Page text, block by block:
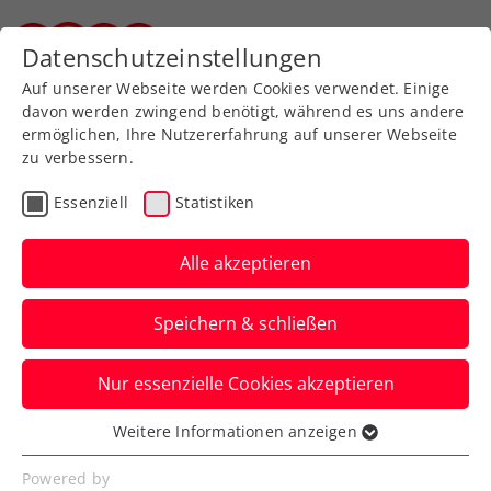
Zurück zur Newsübersicht
WTA
Upper Austria Ladies
Linz: Auslosung
verspricht spannende
Turnierwoche
Auch Julia Grabher kennt bereits ihre
erste Kontrahentin. Es ist die Linz-Siegerin
von 2023.
Datenschutzeinstellungen
Auf unserer Webseite werden Cookies verwendet. Einige
davon werden zwingend benötigt, während es uns andere
ermöglichen, Ihre Nutzererfahrung auf unserer Webseite
zu verbessern.
Essenziell Statistiken
Alle akzeptieren
Speichern & schließen
Nur essenzielle Cookies akzeptieren
Essenziell
Essenzielle Cookies werden für grundlegende
Weitere Informationen anzeigen
Powered by